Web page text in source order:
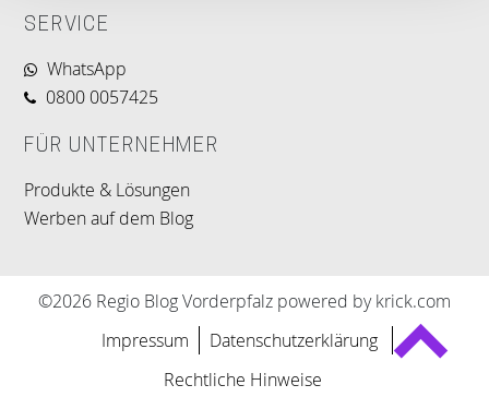
SERVICE
WhatsApp
0800 0057425
FÜR UNTERNEHMER
Produkte & Lösungen
Werben auf dem Blog
©2026 Regio Blog Vorderpfalz powered by krick.com
Impressum
Datenschutzerklärung
Rechtliche Hinweise